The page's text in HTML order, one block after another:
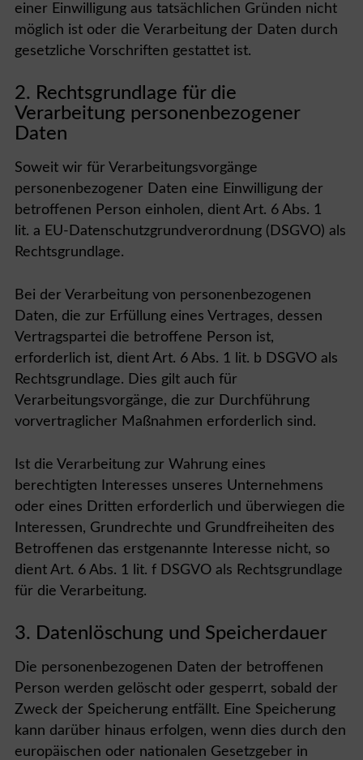
einer Einwilligung aus tatsächlichen Gründen nicht
möglich ist oder die Verarbeitung der Daten durch
gesetzliche Vorschriften gestattet ist.
2. Rechtsgrundlage für die
Verarbeitung personenbezogener
Daten
Soweit wir für Verarbeitungsvorgänge
personenbezogener Daten eine Einwilligung der
betroffenen Person einholen, dient Art. 6 Abs. 1
lit. a EU-Datenschutzgrundverordnung (DSGVO) als
Rechtsgrundlage.
Bei der Verarbeitung von personenbezogenen
Daten, die zur Erfüllung eines Vertrages, dessen
Vertragspartei die betroffene Person ist,
erforderlich ist, dient Art. 6 Abs. 1 lit. b DSGVO als
Rechtsgrundlage. Dies gilt auch für
Verarbeitungsvorgänge, die zur Durchführung
vorvertraglicher Maßnahmen erforderlich sind.
Ist die Verarbeitung zur Wahrung eines
berechtigten Interesses unseres Unternehmens
oder eines Dritten erforderlich und überwiegen die
Interessen, Grundrechte und Grundfreiheiten des
Betroffenen das erstgenannte Interesse nicht, so
dient Art. 6 Abs. 1 lit. f DSGVO als Rechtsgrundlage
für die Verarbeitung.
3. Datenlöschung und Speicherdauer
Die personenbezogenen Daten der betroffenen
Person werden gelöscht oder gesperrt, sobald der
Zweck der Speicherung entfällt. Eine Speicherung
kann darüber hinaus erfolgen, wenn dies durch den
europäischen oder nationalen Gesetzgeber in